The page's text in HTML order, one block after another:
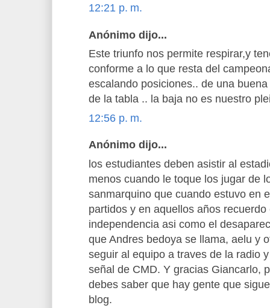
12:21 p. m.
Anónimo dijo...
Este triunfo nos permite respirar,y
conforme a lo que resta del
escalando posiciones.. de una
de la tabla .. la baja no es nuestro
12:56 p. m.
Anónimo dijo...
los estudiantes deben asistir al
menos cuando le toque los jugar de
sanmarquino que cuando estuvo en
partidos y en aquellos años
independencia asi como el
que Andres bedoya se llama, aelu y
seguir al equipo a traves de la radio
señal de CMD. Y gracias Giancarlo,
debes saber que hay gente que
blog.